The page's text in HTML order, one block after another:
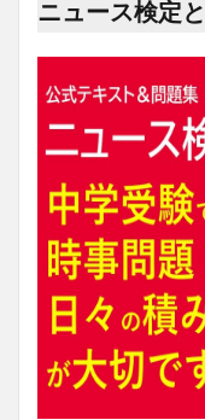
ニュース検定